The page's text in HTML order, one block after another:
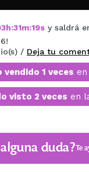
h:31m:18s y saldrá
!
/ Deja tu
vendido 1 veces
visto 2 veces en
duda?Te